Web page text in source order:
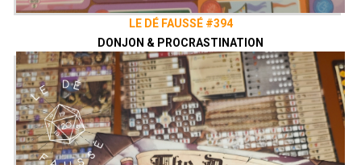
LE DÉ FAUSSÉ #394
DONJON & PROCRASTINATION